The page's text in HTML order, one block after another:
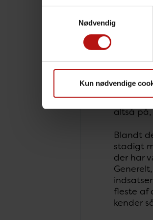
Nødvendig
Kun nødvendige
1,8% til
august
smittet
i Region
Det var
gjorde,
altså
Blandt
stadigt
der har
fleste af
kender